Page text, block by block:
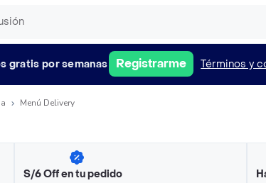
gratis por semanas Registrarme Términos y
Menú Delivery
S/6 Off en tu pedido